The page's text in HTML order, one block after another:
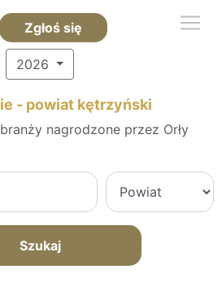
Zgłoś się
2026
- powiat kętrzyński
nagrodzone przez Orły
Szukaj